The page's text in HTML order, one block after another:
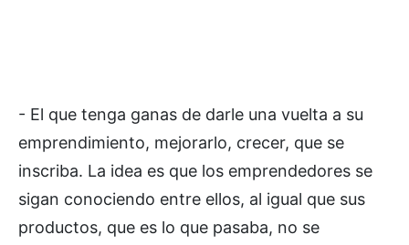
- El que tenga ganas de darle una vuelta a su
emprendimiento, mejorarlo, crecer, que se
inscriba. La idea es que los emprendedores se
sigan conociendo entre ellos, al igual que sus
productos, que es lo que pasaba, no se